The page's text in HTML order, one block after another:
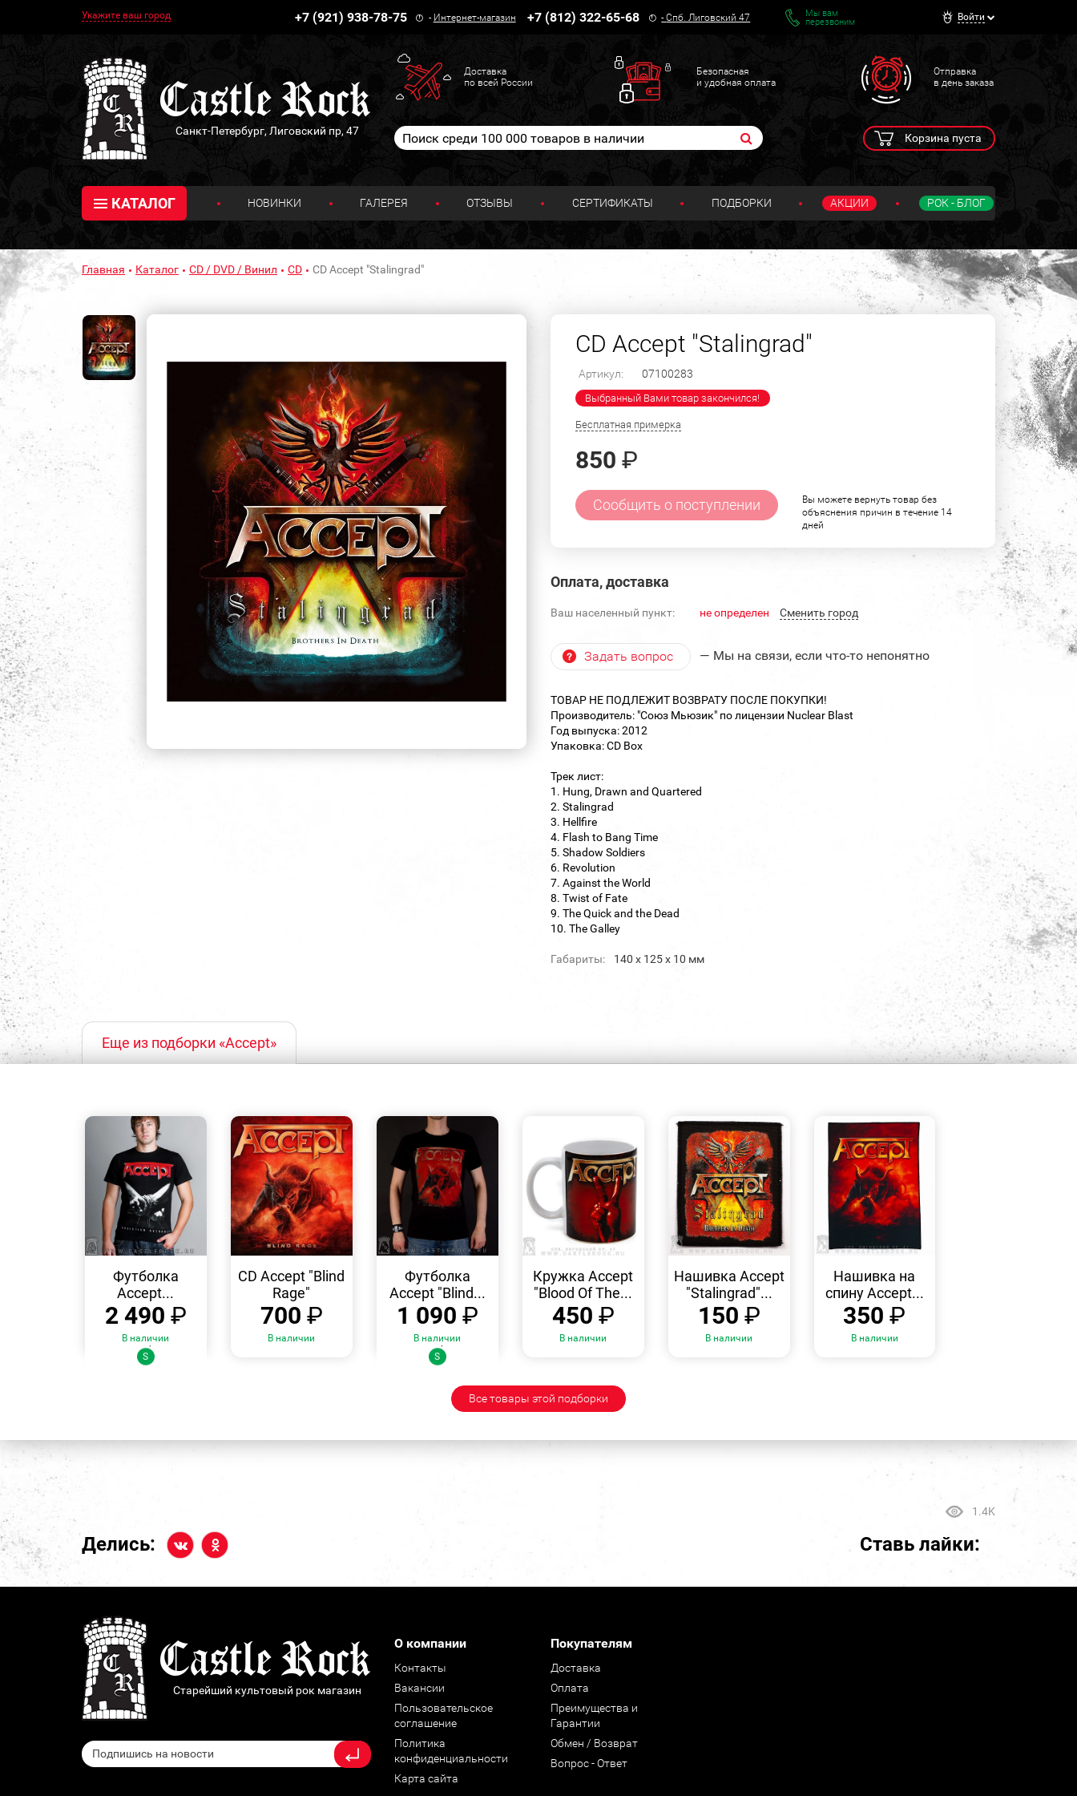
Укажите ваш город +7 (921) 938-78-75 - Интернет-магазин +7 (812) 322-65-68 -Спб. Лиговский 47
Мы вам
перезвоним
Войти
Санкт-Петербург, Лиговский пр, 47
Доставка
по всей России
Безопасная
и удобная оплата
Отправка
в день заказа
Корзина пуста
КАТАЛОГ НОВИНКИ ГАЛЕРЕЯ ОТЗЫВЫ СЕРТИФИКАТЫ ПОДБОРКИ АКЦИИ РОК - БЛОГ
Главная Каталог CD / DVD / Винил CD CD Accept "Stalingrad"
CD Accept "Stalingrad"
Артикул: 07100283
Выбранный Вами товар закончился!
Бесплатная примерка
850 ₽
Сообщить о поступлении
Вы можете вернуть товар без
объяснения причин в течение 14
дней
Оплата, доставка
Ваш населенный пункт: не определен Cменить город
Задать вопрос — Мы на связи, если что-то непонятно
ТОВАР НЕ ПОДЛЕЖИТ ВОЗВРАТУ ПОСЛЕ ПОКУПКИ!
Производитель: "Союз Мьюзик" по лицензии Nuclear Blast
Год выпуска: 2012
Упаковка: CD Box
Трек лист:
1. Hung, Drawn and Quartered
2. Stalingrad
3. Hellfire
4. Flash to Bang Time
5. Shadow Soldiers
6. Revolution
7. Against the World
8. Twist of Fate
9. The Quick and the Dead
10. The Galley
Габариты: 140 х 125 х 10 мм
Еще из подборки «Accept»
ПРОСМОТР
Футболка
Accept...
2 490 ₽
В наличии
Размеры:
S
ПРОСМОТР
CD Accept "Blind
Rage"
700 ₽
В наличии
ПРОСМОТР
Футболка
Accept "Blind...
1 090 ₽
В наличии
Размеры:
S
ПРОСМОТР
Кружка Accept
"Blood Of The...
450 ₽
В наличии
ПРОСМОТР
Нашивка Accept
"Stalingrad"...
150 ₽
В наличии
Нашивка на
спину Accept...
350₽
В наличии
Все товары этой подборки
1.4K
Делись: Ставь лайки:
Старейший культовый рок магазин
О компании
Контакты
Вакансии
Пользовательское
соглашение
Политика
конфиденциальности
Карта сайта
Покупателям
Доставка
Оплата
Преимущества и
Гарантии
Обмен / Возврат
Вопрос - Ответ